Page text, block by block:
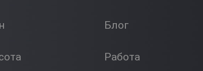
Блог
Работа